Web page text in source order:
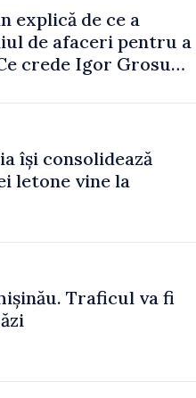
explică de ce a
de afaceri pentru a
crede Igor Grosu
își consolidează
letone vine la
Traficul va fi